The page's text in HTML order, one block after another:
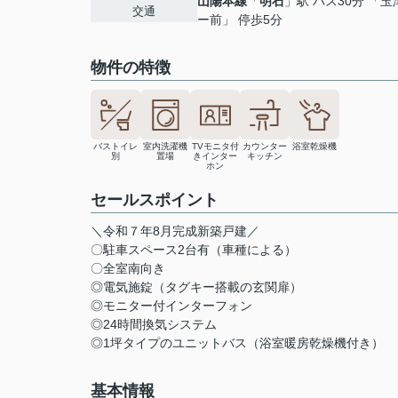
交通
ー前」 停歩5分
物件の特徴
バストイレ
別
室内洗濯機
置場
TVモニタ付
きインター
ホン
カウンター
キッチン
浴室乾燥機
セールスポイント
＼令和７年8月完成新築戸建／
〇駐車スペース2台有（車種による）
〇全室南向き
◎電気施錠（タグキー搭載の玄関扉）
◎モニター付インターフォン
◎24時間換気システム
◎1坪タイプのユニットバス（浴室暖房乾燥機付き）
基本情報